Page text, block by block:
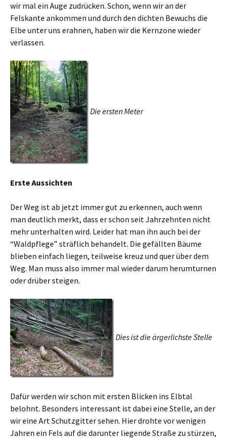
wir mal ein Auge zudrücken. Schon, wenn wir an der
Felskante ankommen und durch den dichten Bewuchs die
Elbe unter uns erahnen, haben wir die Kernzone wieder
verlassen.
Die ersten Meter
Erste Aussichten
Der Weg ist ab jetzt immer gut zu erkennen, auch wenn
man deutlich merkt, dass er schon seit Jahrzehnten nicht
mehr unterhalten wird. Leider hat man ihn auch bei der
“Waldpflege” sträflich behandelt. Die gefällten Bäume
blieben einfach liegen, teilweise kreuz und quer über dem
Weg. Man muss also immer mal wieder darum herumturnen
oder drüber steigen.
Dies ist die ärgerlichste Stelle
Dafür werden wir schon mit ersten Blicken ins Elbtal
belohnt. Besonders interessant ist dabei eine Stelle, an der
wir eine Art Schutzgitter sehen. Hier drohte vor wenigen
Jahren ein Fels auf die darunter liegende Straße zu stürzen,